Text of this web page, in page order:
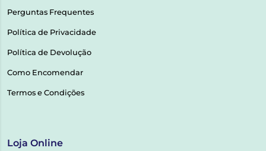
Perguntas Frequentes
Política de Privacidade
Política de Devolução
Como Encomendar
Termos e Condições
Loja Online